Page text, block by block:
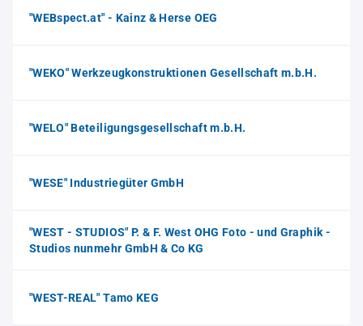
"WEBspect.at" - Kainz & Herse OEG
"WEKO" Werkzeugkonstruktionen Gesellschaft m.b.H.
"WELO" Beteiligungsgesellschaft m.b.H.
"WESE" Industriegüter GmbH
"WEST - STUDIOS" P. & F. West OHG Foto - und Graphik -
Studios nunmehr GmbH & Co KG
"WEST-REAL" Tamo KEG